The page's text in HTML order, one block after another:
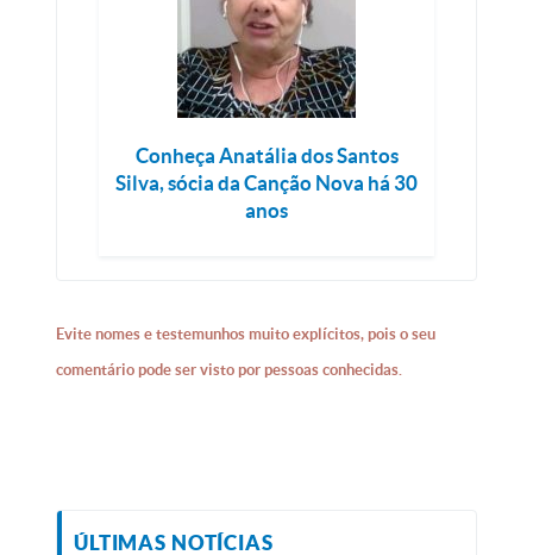
Conheça Anatália dos Santos
Silva, sócia da Canção Nova há 30
anos
Evite nomes e testemunhos muito explícitos, pois o seu
comentário pode ser visto por pessoas conhecidas.
ÚLTIMAS NOTÍCIAS